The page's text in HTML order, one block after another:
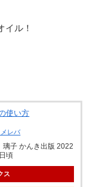
イル！
使い方
メレバ
子 かんき出版 2022
頃
ス